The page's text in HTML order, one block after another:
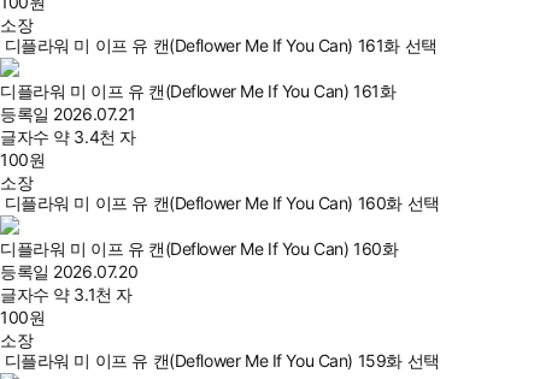
소장
디플라워 미 이프 유 캔(Deflower Me If You Can) 161화 선택
디플라워 미 이프 유 캔(Deflower Me If You Can) 161화
등록일 2026.07.21
글자수 약 3.4천 자
100원
소장
디플라워 미 이프 유 캔(Deflower Me If You Can) 160화 선택
디플라워 미 이프 유 캔(Deflower Me If You Can) 160화
등록일 2026.07.20
글자수 약 3.1천 자
100원
소장
디플라워 미 이프 유 캔(Deflower Me If You Can) 159화 선택